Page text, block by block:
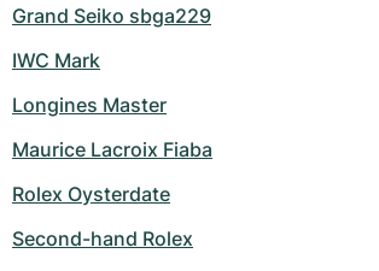
Grand Seiko sbga229
IWC Mark
Longines Master
Maurice Lacroix Fiaba
Rolex Oysterdate
Second-hand Rolex